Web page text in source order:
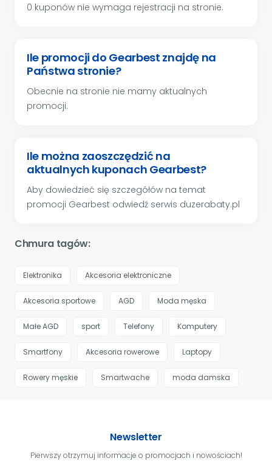
0 kuponów nie wymaga rejestracji na stronie.
Ile promocji do Gearbest znajdę na
Państwa stronie?
Obecnie na stronie nie mamy aktualnych
promocji.
Ile można zaoszczędzić na
aktualnych kuponach Gearbest?
Aby dowiedzieć się szczegółów na temat
promocji Gearbest odwiedź serwis duzerabaty.pl
Chmura tagów:
Elektronika Akcesoria elektroniczne
Akcesoria sportowe AGD Moda męska
Małe AGD sport Telefony Komputery
Smartfony Akcesoria rowerowe Laptopy
Rowery męskie Smartwache moda damska
Newsletter
Pierwszy otrzymuj informacje o promocjach i nowościach!